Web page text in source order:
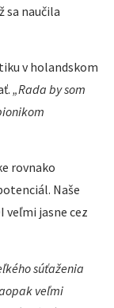
sa naučila
v holandskom
„Rada by som
rovnako
Naše
veľmi jasne cez
súťaženia
veľmi